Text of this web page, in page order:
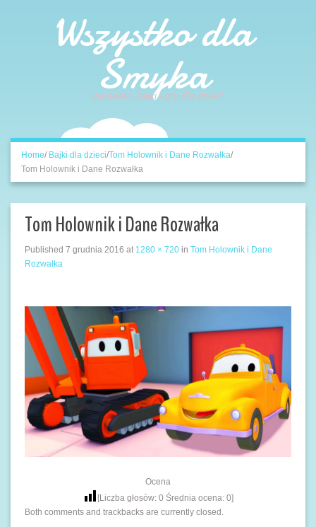
Wszystko dla
Smyka
piosenki, bajki i gry dla dzieci
Home/ Bajki dla dzieci/Tom Holownik i Dane Rozwałka/
Tom Holownik i Dane Rozwałka
Tom Holownik i Dane Rozwałka
Published 7 grudnia 2016 at 1280 × 720 in Tom Holownik i Dane
Rozwałka
Ocena
[Liczba głosów: 0 Średnia ocena: 0]
Both comments and trackbacks are currently closed.